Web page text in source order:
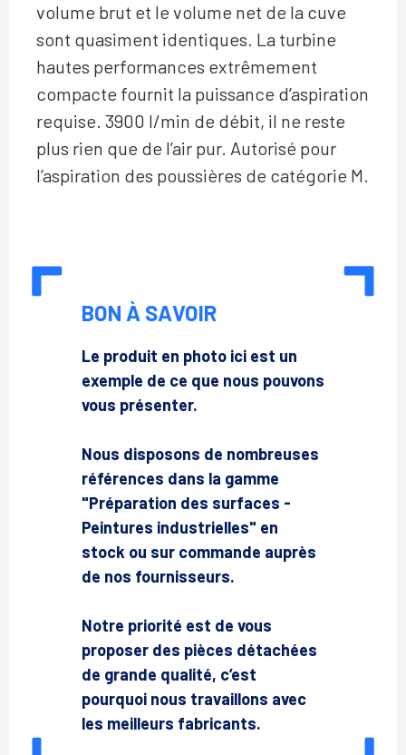
volume brut et le volume net de la cuve
sont quasiment identiques. La turbine
hautes performances extrêmement
compacte fournit la puissance d’aspiration
requise. 3900 l/min de débit, il ne reste
plus rien que de l’air pur. Autorisé pour
l’aspiration des poussières de catégorie M.
BON À SAVOIR
Le produit en photo ici est un
exemple de ce que nous pouvons
vous présenter.
Nous disposons de nombreuses
références dans la gamme
"Préparation des surfaces -
Peintures industrielles" en
stock ou sur commande auprès
de nos fournisseurs.
Notre priorité est de vous
proposer des pièces détachées
de grande qualité, c’est
pourquoi nous travaillons avec
les meilleurs fabricants.